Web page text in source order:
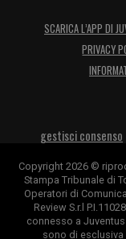
SCARICA L’APP DI
PRIVACY
gestisci consenso
Copyright 2026 ©
Stampa Tribunale di
Operatori di
Review S.r.l
connesso a
sono di esclusiva